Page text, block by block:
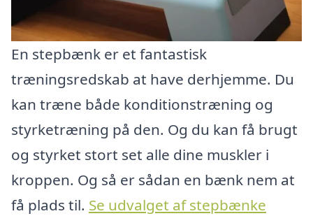
En stepbænk er et fantastisk
træningsredskab at have derhjemme. Du
kan træne både konditionstræning og
styrketræning på den. Og du kan få brugt
og styrket stort set alle dine muskler i
kroppen. Og så er sådan en bænk nem at
få plads til. Se udvalget af stepbænke